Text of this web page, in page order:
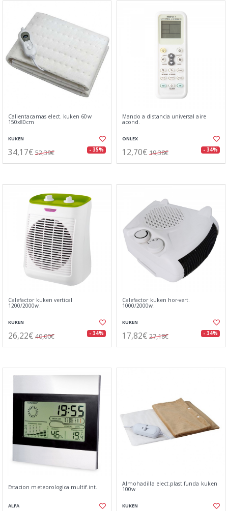
Calientacamas elect. kuken 60w
150x80cm
KUKEN
34,17€ 52,39€ - 35%
Mando a distancia universal aire
acond.
ONLEX
12,70€ 19,38€ - 34%
Calefactor kuken vertical
1200/2000w.
KUKEN
26,22€ 40,00€ - 34%
Calefactor kuken hor-vert.
1000/2000w.
KUKEN
17,82€ 27,18€ - 34%
Estacion meteorologica multif.int.
ALFA
Almohadilla elect.plast.funda kuken
100w
KUKEN